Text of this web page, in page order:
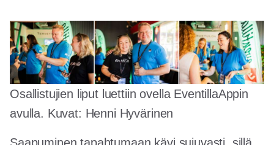
Osallistujien liput luettiin ovella EventillaAppin
avulla. Kuvat: Henni Hyvärinen